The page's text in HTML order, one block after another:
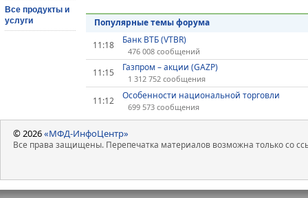
Все продукты и
услуги
Популярные темы форума
11:18
Банк ВТБ (VTBR)
476 008 сообщений
11:15 Газпром – акции (GAZP)
1 312 752 сообщения
11:12 Особенности национальной торговли
699 573 сообщения
© 2026«МФД-ИнфоЦентр»
Все права защищены. Перепечатка материалов возможна только со